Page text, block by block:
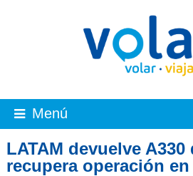
Menú
LATAM devuelve A330
recupera operación en